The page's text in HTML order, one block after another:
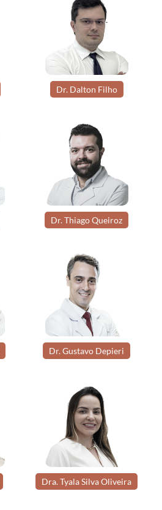
Dr. Dalton Filho
Dr. Thiago Queiroz
Dr. Gustavo Depieri
Dra. Tyala Silva Oliveira